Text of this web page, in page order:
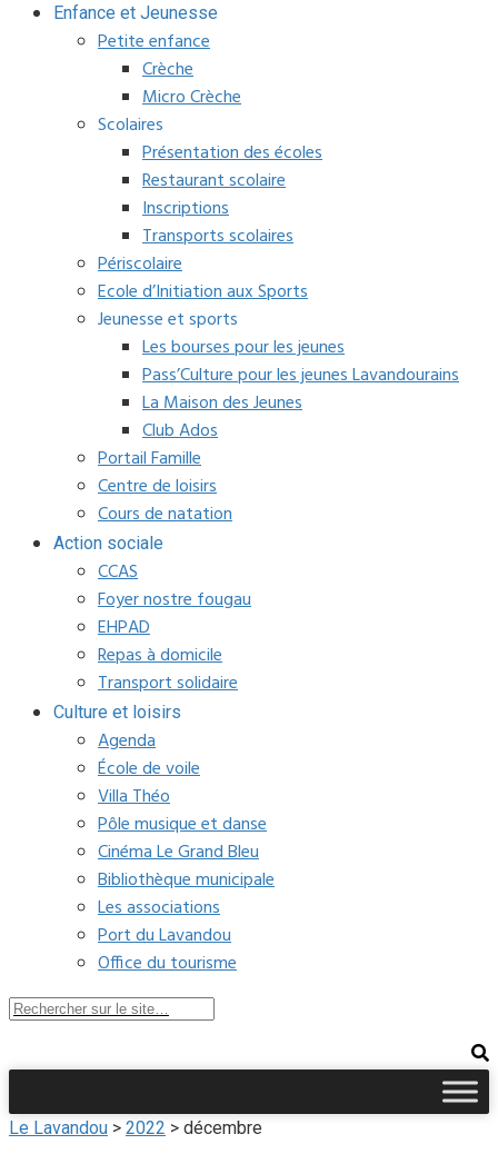
Enfance et Jeunesse
Petite enfance
Crèche
Micro Crèche
Scolaires
Présentation des écoles
Restaurant scolaire
Inscriptions
Transports scolaires
Périscolaire
Ecole d’Initiation aux Sports
Jeunesse et sports
Les bourses pour les jeunes
Pass’Culture pour les jeunes Lavandourains
La Maison des Jeunes
Club Ados
Portail Famille
Centre de loisirs
Cours de natation
Action sociale
CCAS
Foyer nostre fougau
EHPAD
Repas à domicile
Transport solidaire
Culture et loisirs
Agenda
École de voile
Villa Théo
Pôle musique et danse
Cinéma Le Grand Bleu
Bibliothèque municipale
Les associations
Port du Lavandou
Office du tourisme
Le Lavandou > 2022 > décembre